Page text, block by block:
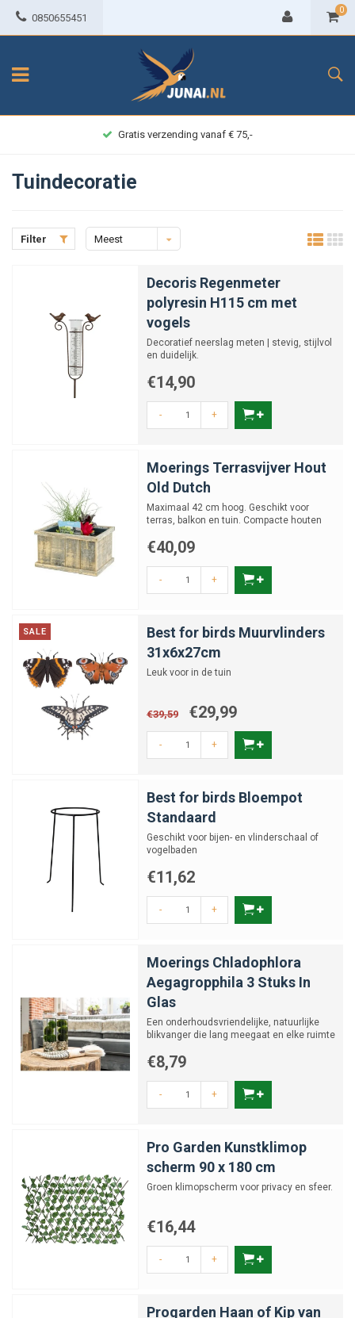
0850655451
0
Achteraf betalen
Tuindecoratie
Filter
Meest
Decoris Regenmeter
polyresin H115 cm met
vogels
Decoratief neerslag meten | stevig, stijlvol
en duidelijk.
€14,90
- +
Moerings Terrasvijver Hout
Old Dutch
Maximaal 42 cm hoog. Geschikt voor
terras, balkon en tuin. Compacte houten
€40,09
- +
SALE
Best for birds Muurvlinders
31x6x27cm
Leuk voor in de tuin
€39,59 €29,99
- +
Best for birds Bloempot
Standaard
Geschikt voor bijen- en vlinderschaal of
vogelbaden
€11,62
- +
Moerings Chladophlora
Aegagropphila 3 Stuks In
Glas
Een onderhoudsvriendelijke, natuurlijke
blikvanger die lang meegaat en elke ruimte
€8,79
- +
Pro Garden Kunstklimop
scherm 90 x 180 cm
Groen klimopscherm voor privacy en sfeer.
€16,44
- +
Progarden Haan of Kip van